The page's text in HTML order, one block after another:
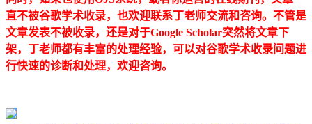
直不被谷歌学术收录，也欢迎联系丁老师交流和咨询。不管是
文章发表不被收录，还是对于Google Scholar突然将文章下
架，丁老师都有丰富的处理经验，可以对谷歌学术收录问题进
行快速的诊断和处理，欢迎咨询。